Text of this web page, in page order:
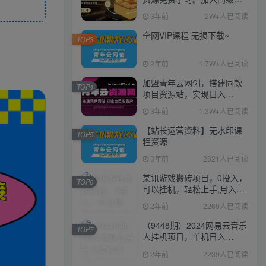
伙人，推广日入1000+
3年前 2W+人已阅读
全网VIP课程 无损下载~
2年前 1.7W+人已阅读
TOP3
加盟青年云网创，搭建同款
项目资源站，实现日入
2000+
3年前 1.3W+人已阅读
TOP4
【站长运营资料】无水印课
程资源
3年前 2821人已阅读
TOP5
某讯游戏搬砖项目，0投入，
可以挂机，轻松上手,月入
3000+上不封顶
2年前 2269人已阅读
TOP6
（9448期）2024网易云音乐
人挂机项目，单机日入
150+，无脑月入5000+
2年前 2239人已阅读
TOP7